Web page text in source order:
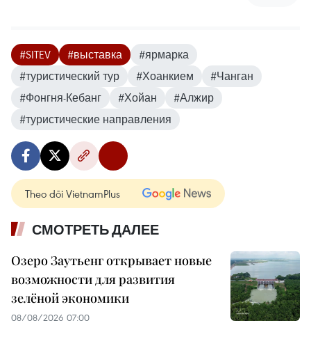
#SITEV #выставка
#ярмарка
#туристический тур
#Хоанкием
#Чанган
#Фонгня-Кебанг
#Хойан
#Алжир
#туристические направления
Theo dõi VietnamPlus
СМОТРЕТЬ ДАЛЕЕ
Озеро Заутьенг открывает новые
возможности для развития
зелёной экономики
08/08/2026 07:00